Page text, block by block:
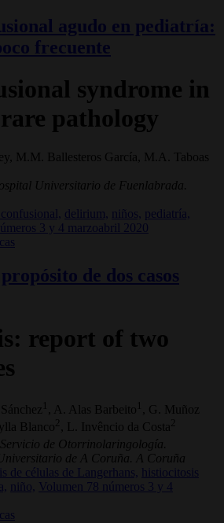
agudo en pediatría:
frecuente
syndrome in
pathology
M.M. Ballesteros García, M.A. Taboas
Universitario de Fuenlabrada.
delirium, niños, pediatría,
3 y 4 marzoabril 2020
de dos casos
report of two
1 , A. Alas Barbeito 1
, G. Muñoz
Blanco , L. Invêncio da Costa
Servicio de Otorrinolaringología.
de A Coruña. A Coruña
de células de Langerhans,
histiocitosis
niño, Volumen 78 números 3 y 4